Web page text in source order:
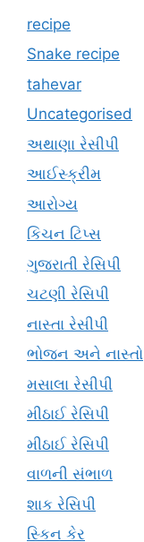
recipe
Snake recipe
tahevar
Uncategorised
અથાણા રેસીપી
આઈસ્ક્રીમ
આરોગ્ય
કિચન ટિપ્સ
ગુજરાતી રેસિપી
ચટણી રેસિપી
નાસ્તા રેસીપી
ભોજન અને નાસ્તો
મસાલા રેસીપી
મીઠાઈ રેસિપી
મીઠાઈ રેસિપી
વાળની સંભાળ
શાક રેસિપી
સ્કિન કેર